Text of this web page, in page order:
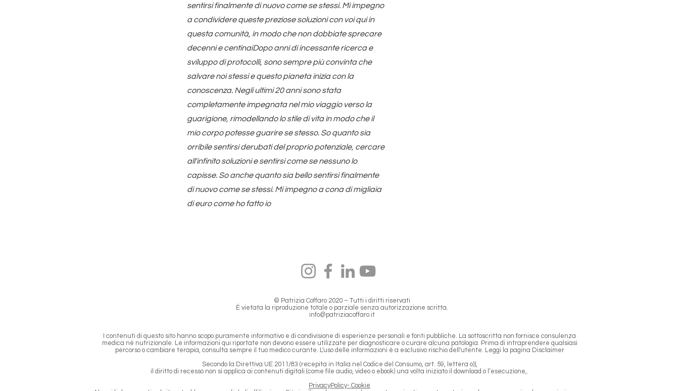
sentirsi finalmente di nuovo come se stessi. Mi impegno
a condividere queste preziose soluzioni con voi qui in
questa comunità, in modo che non dobbiate sprecare
decenni e centinaiDopo anni di incessante ricerca e
sviluppo di protocolli, sono sempre più convinta che
salvare noi stessi e questo pianeta inizia con la
conoscenza. Negli ultimi 20 anni sono stata
completamente impegnata nel mio viaggio verso la
guarigione, rimodellando lo stile di vita in modo che il
mio corpo potesse guarire se stesso. So quanto sia
orribile sentirsi derubati del proprio potenziale, cercare
all'infinito soluzioni e sentirsi come se nessuno lo
capisse. So anche quanto sia bello sentirsi finalmente
di nuovo come se stessi. Mi impegno a cona di migliaia
di euro come ho fatto io
© Patrizia Coffaro 2020 – Tutti i diritti riservati
È vietata la riproduzione totale o parziale senza autorizzazione scritta.
info@patriziacoffaro.it
I contenuti di questo sito hanno scopo puramente informativo e di condivisione di esperienze personali e fonti pubbliche. La sottoscritta non fornisce consulenza
medica né nutrizionale. Le informazioni qui riportate non devono essere utilizzate per diagnosticare o curare alcuna patologia. Prima di intraprendere qualsiasi
percorso o cambiare terapia, consulta sempre il tuo medico curante. L'uso delle informazioni è a esclusivo rischio dell'utente. Leggi la pagina Disclaimer
Secondo la Direttiva UE 2011/83 (recepita in Italia nel Codice del Consumo, art. 59, lettera o)),
il diritto di recesso non si applica ai contenuti digitali (come file audio, video o ebook) una volta iniziato il download o l’esecuzione,.
PrivacyPolicy- Cookie